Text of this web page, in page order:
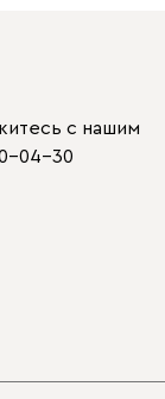
с нашим
04-30